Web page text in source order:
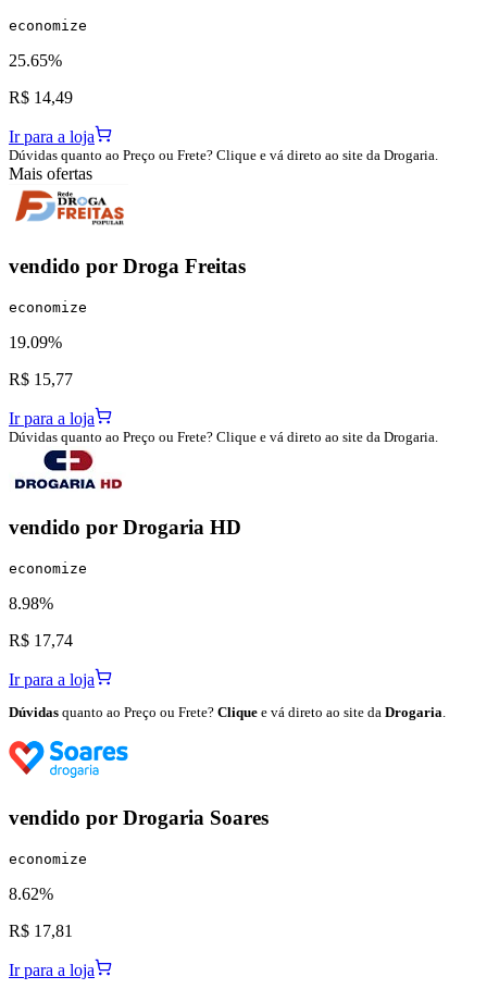
economize
25.65%
R$ 14,49
Ir para a loja
Dúvidas quanto ao Preço ou Frete? Clique e vá direto ao site da Drogaria.
Mais ofertas
vendido por Droga Freitas
economize
19.09%
R$ 15,77
Ir para a loja
Dúvidas quanto ao Preço ou Frete? Clique e vá direto ao site da Drogaria.
vendido por Drogaria HD
economize
8.98%
R$ 17,74
Ir para a loja
Dúvidas quanto ao Preço ou Frete? Clique e vá direto ao site da Drogaria.
vendido por Drogaria Soares
economize
8.62%
R$ 17,81
Ir para a loja